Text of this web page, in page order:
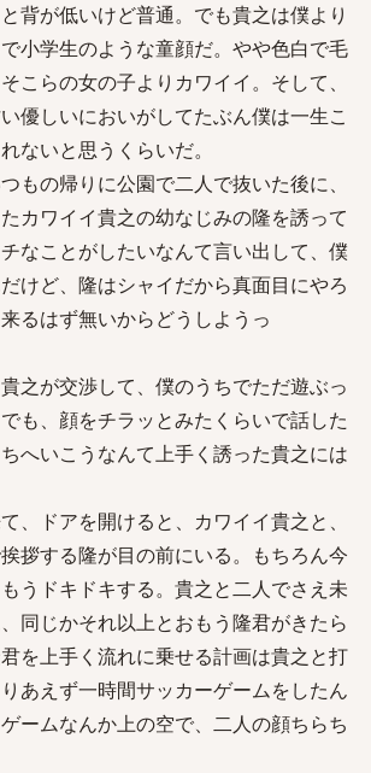
背が低いけど普通。でも貴之は僕より
小学生のような童顔だ。やや色白で毛
こらの女の子よりカワイイ。そして、
優しいにおいがしてたぶん僕は一生こ
ないと思うくらいだ。
もの帰りに公園で二人で抜いた後に、
カワイイ貴之の幼なじみの隆を誘って
なことがしたいなんて言い出して、僕
けど、隆はシャイだから真面目にやろ
るはず無いからどうしようっ
之が交渉して、僕のうちでただ遊ぶっ
も、顔をチラッとみたくらいで話した
へいこうなんて上手く誘った貴之には
、ドアを開けると、カワイイ貴之と、
拶する隆が目の前にいる。もちろん今
うドキドキする。貴之と二人でさえ未
同じかそれ以上とおもう隆君がきたら
を上手く流れに乗せる計画は貴之と打
あえず一時間サッカーゲームをしたん
ームなんか上の空で、二人の顔ちらち